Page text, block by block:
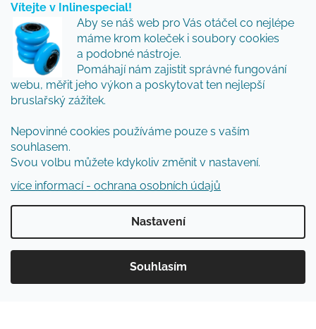
Vítejte v Inlinespecial!
Aby se náš web pro Vás otáčel co nejlépe
máme krom koleček i soubory cookies
a podobné nástroje.
Pomáhají nám zajistit správné fungování
webu, měřit jeho výkon a poskytovat ten nejlepší
bruslařský zážitek.
Nepovinné cookies používáme pouze s vaším
souhlasem.
Svou volbu můžete kdykoliv změnit v nastavení.
více informací - ochrana osobních údajů
Nastavení
Souhlasím
Vložte svůj e-mail a my vám budeme zasílat informace
o nových produktech na našem e-shopu.
Přidejte se k nám a my Vám budeme zasílat ty nejlepší
novinky a tipy.
E-mail
Vložením e-mailu souhlasíte spodmínkami
ochrany osobních údajů
PŘIHLÁSIT SE
Vytvořil Shoptet
Inlinespecial
vyhrazena.Upravit nastavení cookies